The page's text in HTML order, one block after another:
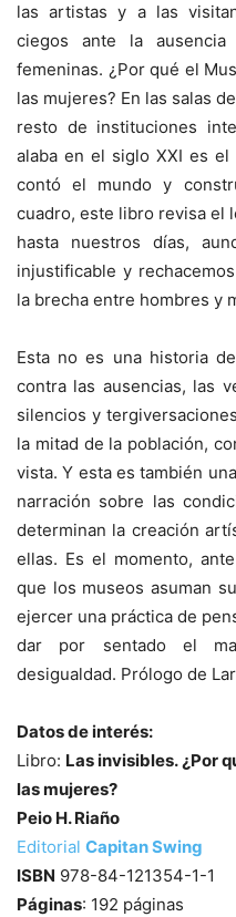
las artistas y a las
ciegos ante la
femeninas. ¿Por qué el
las mujeres? En las salas
resto de instituciones
alaba en el siglo XXI es
contó el mundo y
cuadro, este libro revisa el
hasta nuestros días,
injustificable y
la brecha entre hombres y
Esta no es una historia
contra las ausencias, las
silencios y
la mitad de la población,
vista. Y esta es también
narración sobre las
determinan la creación
ellas. Es el momento,
que los museos asuman
ejercer una práctica de
dar por sentado el
desigualdad. Prólogo de
Datos de interés:
Libro: Las invisibles. ¿Por
las mujeres?
Peio H. Riaño
Editorial Capitan Swing
ISBN 978-84-121354-1-1
Páginas: 192 páginas